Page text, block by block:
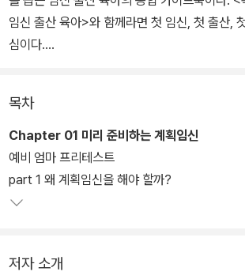
임신 출산 육아>와 함께라면 첫 임신, 첫 출산,
심이다.
담겨 있다. 계획임신의 필요성과 방법, 개월 수에
변화와 체크해야 할 것들, 예비 아빠의 역할, 임
동 요령, 고령 임신부가 알아야 할 것들, 순산을
아기의 성장과 발달, 0~12개월 아기 돌보기, 아
예비 엄마와 아빠가 알아야 할 모든 것을 알기 쉽
목차
Chapter 01 미리 준비하는 계획임신
예비 엄마 프리테스트
part 1 왜 계획임신을 해야 할까?
저자 소개